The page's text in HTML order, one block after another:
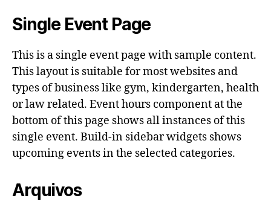
Single Event Page
This is a single event page with sample content.
This layout is suitable for most websites and
types of business like gym, kindergarten, health
or law related. Event hours component at the
bottom of this page shows all instances of this
single event. Build-in sidebar widgets shows
upcoming events in the selected categories.
Arquivos